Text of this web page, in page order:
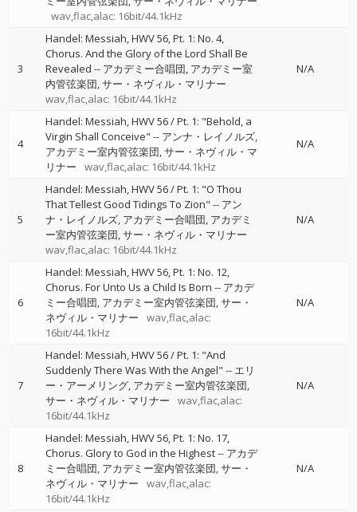
wav,flac,alac: 16bit/44.1kHz
3
Handel: Messiah, HWV 56, Pt. 1: No. 4,
Chorus. And the Glory of the Lord Shall Be
Revealed -- アカデミー合唱団 アカデミー室
内管弦楽団 サー・ネヴィル・マリナー
wav,flac,alac: 16bit/44.1kHz
N/A
4
Handel: Messiah, HWV 56 / Pt. 1: "Behold, a
Virgin Shall Conceive" -- アンナ・レイノルズ
アカデミー室内管弦楽団 サー・ネヴィル・マ
リナー
wav,flac,alac: 16bit/44.1kHz
N/A
5
Handel: Messiah, HWV 56 / Pt. 1: "O Thou
That Tellest Good Tidings To Zion" -- アン
ナ・レイノルズ アカデミー合唱団 アカデミ
ー室内管弦楽団 サー・ネヴィル・マリナー
wav,flac,alac: 16bit/44.1kHz
N/A
6
Handel: Messiah, HWV 56, Pt. 1: No. 12,
Chorus. For Unto Us a Child Is Born -- アカデ
ミー合唱団 アカデミー室内管弦楽団 サー・
ネヴィル・マリナー
wav,flac,alac:
16bit/44.1kHz
N/A
7
Handel: Messiah, HWV 56 / Pt. 1: "And
Suddenly There Was With the Angel" -- エリ
ー・アーメリング アカデミー室内管弦楽団
サー・ネヴィル・マリナー
wav,flac,alac:
16bit/44.1kHz
N/A
8
Handel: Messiah, HWV 56, Pt. 1: No. 17,
Chorus. Glory to God in the Highest-- アカデ
ミー合唱団 アカデミー室内管弦楽団 サー・
ネヴィル・マリナー
wav,flac,alac:
16bit/44.1kHz
N/A